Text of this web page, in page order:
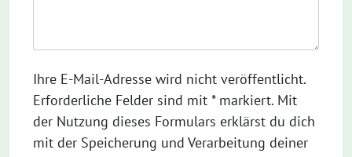
Ihre E-Mail-Adresse wird nicht veröffentlicht.
Erforderliche Felder sind mit * markiert. Mit
der Nutzung dieses Formulars erklärst du dich
mit der Speicherung und Verarbeitung deiner